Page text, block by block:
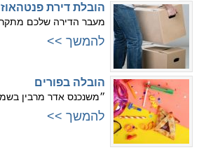
הובלת דירת פנטהאוז
מעבר הדירה שלכם
להמשך >>
הובלה בפורים
״משנכנס אדר מרבין
להמשך >>